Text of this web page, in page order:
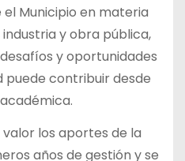
Municipio en materia
y obra pública,
y oportunidades
puede contribuir desde
los aportes de la
años de gestión y se